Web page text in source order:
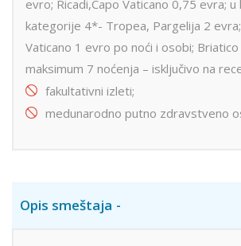
evro; Ricadi,Capo Vaticano 0,75 evra; u
kategorije 4*- Tropea, Pargelija 2 evra;
Vaticano 1 evro po noći i osobi;
maksimum 7 noćenja – isključivo na
fakultativni izleti;
medunarodno putno zdravstveno
Opis smeštaja